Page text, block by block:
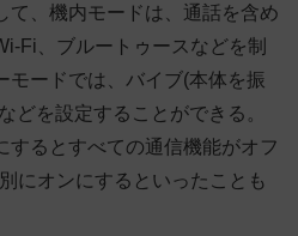
て、機内モードは、通話を含め
Fi、ブルートゥースなどを制
モードでは、バイブ(本体を振
どを設定することができる。
するとすべての通信機能がオフ
にオンにするといったことも